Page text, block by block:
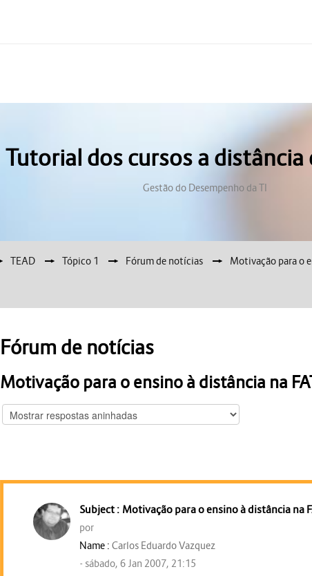
Tutorial dos cursos a distância
Gestão do Desempenho da TI
TEAD ▶︎ Tópico 1 ▶︎ Fórum de notícias ▶︎ Motivação para o
Fórum de notícias
Motivação para o ensino à distância na
Motivação para o ensino à distância na
por
Carlos Eduardo Vazquez
- sábado, 6 Jan 2007, 21:15